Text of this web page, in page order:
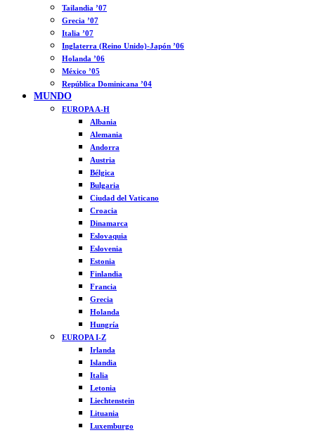
Tailandia ’07
Grecia ’07
Italia ’07
Inglaterra (Reino Unido)-Japón ’06
Holanda ’06
México ’05
República Dominicana ’04
MUNDO
EUROPA A-H
Albania
Alemania
Andorra
Austria
Bélgica
Bulgaria
Ciudad del Vaticano
Croacia
Dinamarca
Eslovaquia
Eslovenia
Estonia
Finlandia
Francia
Grecia
Holanda
Hungría
EUROPA I-Z
Irlanda
Islandia
Italia
Letonia
Liechtenstein
Lituania
Luxemburgo